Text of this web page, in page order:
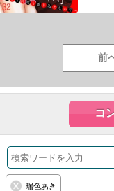
前
コ
瑞色あき